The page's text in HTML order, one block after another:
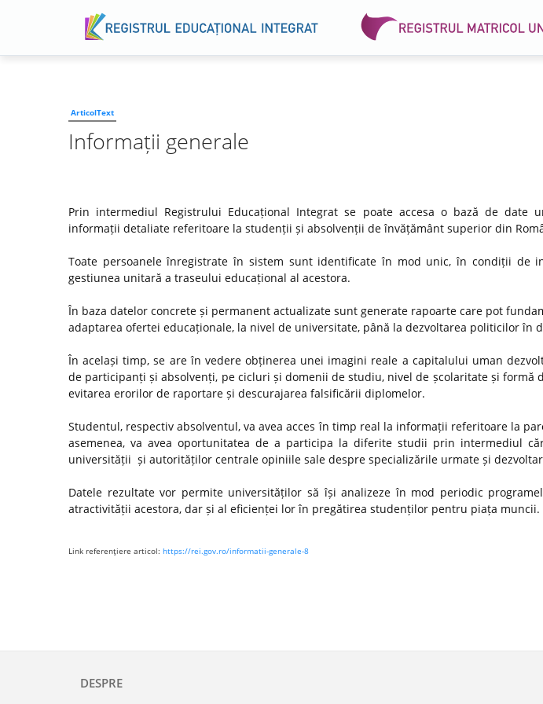
ArticolText
Informații generale
Prin intermediul Registrului Educațional Integrat se poate accesa o bază de date
informații detaliate referitoare la studenții și absolvenții de învățământ superior din
Toate persoanele înregistrate în sistem sunt identificate în mod unic, în condiții de
gestiunea unitară a traseului educațional al acestora.
În baza datelor concrete și permanent actualizate sunt generate rapoarte care pot
adaptarea ofertei educaționale, la nivel de universitate, până la dezvoltarea politicilor în
În același timp, se are în vedere obținerea unei imagini reale a capitalului uman
de participanți și absolvenți, pe cicluri și domenii de studiu, nivel de școlaritate și formă
evitarea erorilor de raportare și descurajarea falsificării diplomelor.
Studentul, respectiv absolventul, va avea acces în timp real la informații referitoare la
asemenea, va avea oportunitatea de a participa la diferite studii prin intermediul
universității și autorităților centrale opiniile sale despre specializările urmate și
Datele rezultate vor permite universităților să își analizeze în mod periodic
atractivității acestora, dar și al eficienței lor în pregătirea studenților pentru piața muncii.
Link referenţiere articol: https://rei.gov.ro/informatii-generale-8
DESPRE